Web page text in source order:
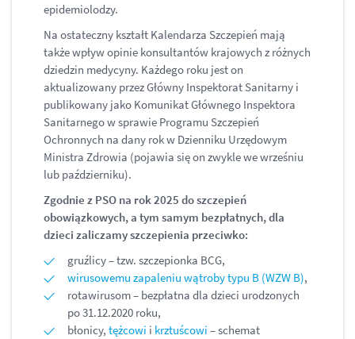
epidemiolodzy.
Na ostateczny kształt Kalendarza Szczepień mają
także wpływ opinie konsultantów krajowych z różnych
dziedzin medycyny. Każdego roku jest on
aktualizowany przez Główny Inspektorat Sanitarny i
publikowany jako Komunikat Głównego Inspektora
Sanitarnego w sprawie Programu Szczepień
Ochronnych na dany rok w Dzienniku Urzędowym
Ministra Zdrowia (pojawia się on zwykle we wrześniu
lub październiku).
Zgodnie z PSO na rok 2025 do szczepień
obowiązkowych, a tym samym bezpłatnych, dla
dzieci zaliczamy szczepienia przeciwko:
gruźlicy – tzw. szczepionka BCG,
wirusowemu zapaleniu wątroby typu B (WZW B),
rotawirusom – bezpłatna dla dzieci urodzonych
po 31.12.2020 roku,
błonicy, tężcowi i krztuścowi – schemat